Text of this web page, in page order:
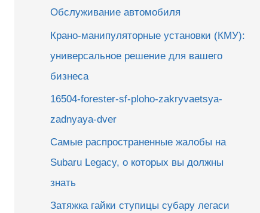
Обслуживание автомобиля
Крано-манипуляторные установки (КМУ):
универсальное решение для вашего
бизнеса
16504-forester-sf-ploho-zakryvaetsya-
zadnyaya-dver
Самые распространенные жалобы на
Subaru Legacy, о которых вы должны
знать
Затяжка гайки ступицы субару легаси